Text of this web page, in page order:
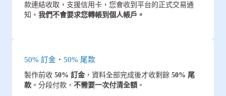
款連結收取，支援信用卡，您會收到平台的正式交易通
知。 我們不會要求您轉帳到個人帳戶。
50% 訂金・50% 尾款
製作前收 50% 訂金，資料全部完成後才收剩餘 50% 尾
款 。分段付款， 不需要一次付清全額 。